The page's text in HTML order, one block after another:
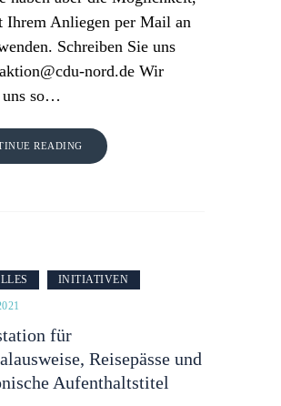
Ihrem Anliegen per Mail an
Schreiben Sie uns
nord.de Wir
uns so…
READING
INITIATIVEN
für
Reisepässe und
Aufenthaltstitel